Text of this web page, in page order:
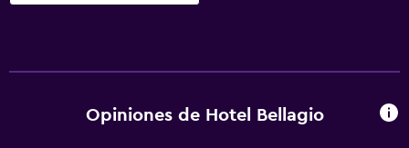
Opiniones de Hotel Bellagio